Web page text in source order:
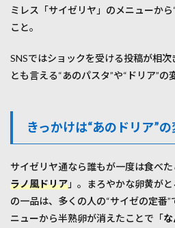
した
続出
2
消え
たの
背景
を探
る
2.1
ミレス「サイゼリヤ」のメニューか
こと。
SNSではショックを受ける投稿が相
とも言える“あのパスタ”や“ドリア”の
きっかけは“あのドリア”の
サイゼリヤ通なら誰もが一度は食べ
ラノ風ドリア」。まろやかな卵黄が
の一品は、多くの人の“サイゼの定番
ニューから半熟卵が消えたことで「